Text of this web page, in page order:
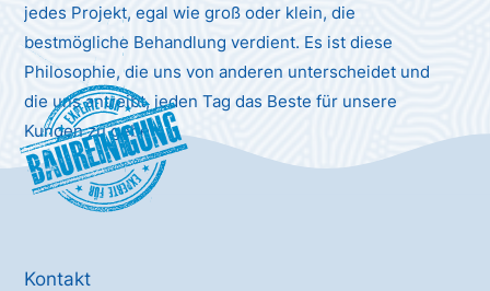
jedes Projekt, egal wie groß oder klein, die
bestmögliche Behandlung verdient. Es ist diese
Philosophie, die uns von anderen unterscheidet und
die uns antreibt, jeden Tag das Beste für unsere
Kunden zu geben.
Baureinigung
Kontakt